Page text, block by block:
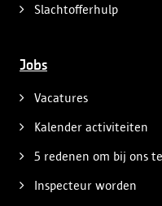
Slachtofferhulp
Jobs
Vacatures
Kalender activiteiten
5 redenen om bij ons
Inspecteur worden